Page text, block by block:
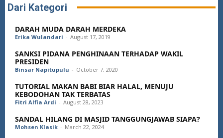
Dari Kategori
DARAH MUDA DARAH MERDEKA
Erika Wulandari - August 17, 2019
SANKSI PIDANA PENGHINAAN TERHADAP WAKIL
PRESIDEN
Binsar Napitupulu - October 7, 2020
TUTORIAL MAKAN BABI BIAR HALAL, MENUJU
KEBODOHAN TAK TERBATAS
Fitri Alfia Ardi - August 28, 2023
SANDAL HILANG DI MASJID TANGGUNGJAWAB SIAPA?
Mohsen Klasik - March 22, 2024